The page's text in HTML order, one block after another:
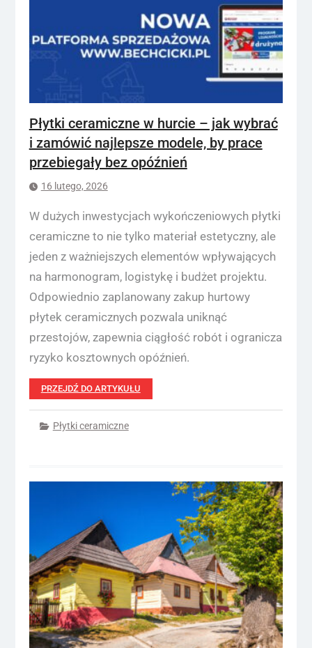
Płytki ceramiczne w hurcie – jak wybrać
i zamówić najlepsze modele, by prace
przebiegały bez opóźnień
16 lutego, 2026
W dużych inwestycjach wykończeniowych płytki
ceramiczne to nie tylko materiał estetyczny, ale
jeden z ważniejszych elementów wpływających
na harmonogram, logistykę i budżet projektu.
Odpowiednio zaplanowany zakup hurtowy
płytek ceramicznych pozwala uniknąć
przestojów, zapewnia ciągłość robót i ogranicza
ryzyko kosztownych opóźnień.
PRZEJDŹ DO ARTYKUŁU
Płytki ceramiczne